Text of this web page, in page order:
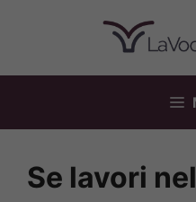
contenuto
Se lavori